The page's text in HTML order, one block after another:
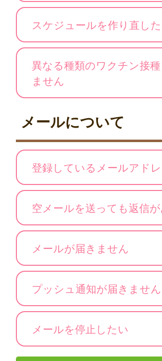
スケジュールを作り直し
異なる種類のワクチン接
ません
メールについて
登録しているメールアド
空メールを送っても返信
メールが届きません
プッシュ通知が届きません
メールを停止したい